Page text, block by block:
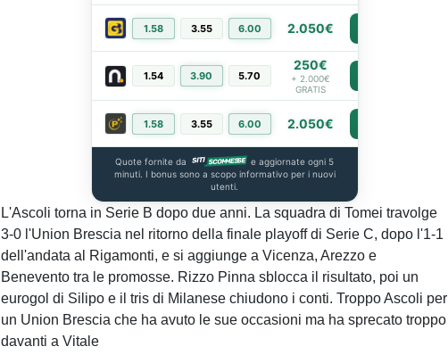
1.58 3.55 6.00 2.050€
1.54 3.90 5.70
250€
+ 2.000€
GRATIS
1.58 3.55 6.00 2.050€
Quote fornite da
e aggiornate ogni 5
minuti. I bonus sono a scopo informativo per i nuovi
utenti.
L'Ascoli torna in Serie B dopo due anni. La squadra di Tomei travolge
3-0 l'Union Brescia nel ritorno della finale playoff di Serie C, dopo l'1-1
dell'andata al Rigamonti, e si aggiunge a Vicenza, Arezzo e
Benevento tra le promosse. Rizzo Pinna sblocca il risultato, poi un
eurogol di Silipo e il tris di Milanese chiudono i conti. Troppo Ascoli per
un Union Brescia che ha avuto le sue occasioni ma ha sprecato troppo
davanti a Vitale